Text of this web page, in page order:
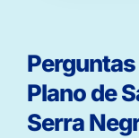
Plano de
Serra